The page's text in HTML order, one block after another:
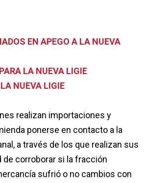
EN APEGO A LA NUEVA
LA NUEVA LIGIE
NUEVA LIGIE
realizan importaciones y
ponerse en contacto a la
a través de los que realizan sus
de corroborar si la fracción
sufrió o no cambios con